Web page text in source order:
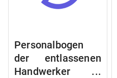
Personalbogen
der entlassenen
Handwerker u.